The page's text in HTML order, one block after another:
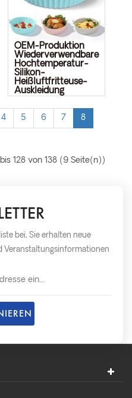
OEM-Produktion
Wiederverwendbare
Hochtemperatur-
Silikon-
Heißluftfritteuse-
Auskleidung
4 5 6 7 8
bis 128 von 138 (9 Seite(n))
bei, Sie erhalten neue
Veranstaltungsinformationen